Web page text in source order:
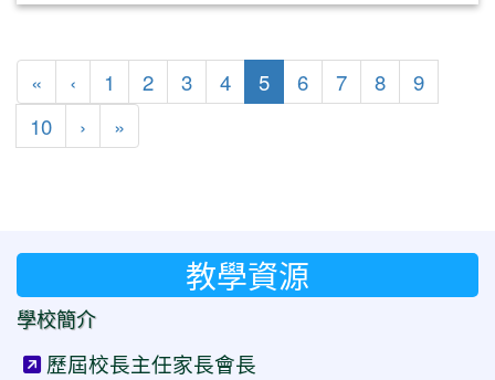
« 第一頁
‹ 上一頁
1 2 3 4 5(目前頁次)
6 7 8
9
10
› 下一頁
»
教學資源
學校簡介
歷屆校長主任家長會長